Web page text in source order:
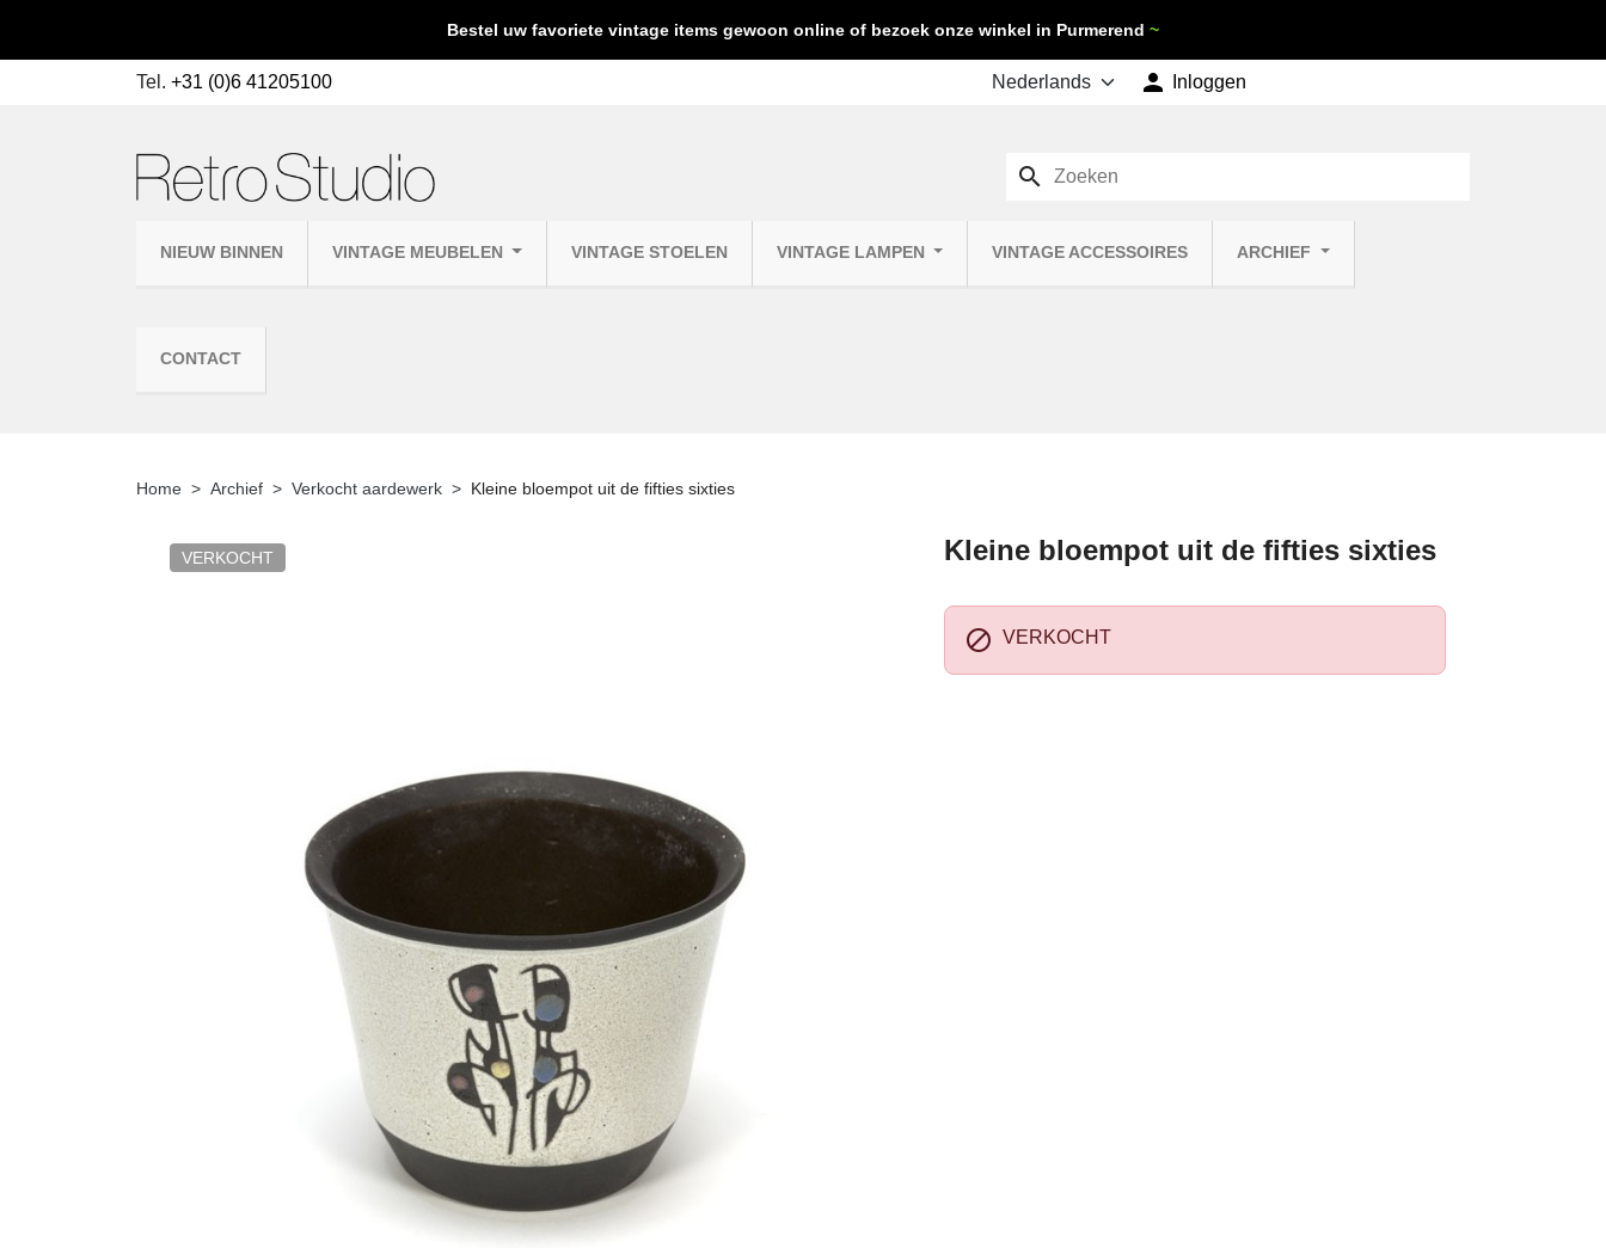
Bestel uw favoriete vintage items gewoon online of bezoek onze winkel in Purmerend ~
Tel. +31 (0)6 41205100  Inloggen
NIEUW BINNEN VINTAGE MEUBELEN VINTAGE STOELEN VINTAGE LAMPEN VINTAGE ACCESSOIRES ARCHIEF
CONTACT
search
Home Archief Verkocht aardewerk Kleine bloempot uit de fifties sixties
VERKOCHT Kleine bloempot uit de fifties sixties
 VERKOCHT